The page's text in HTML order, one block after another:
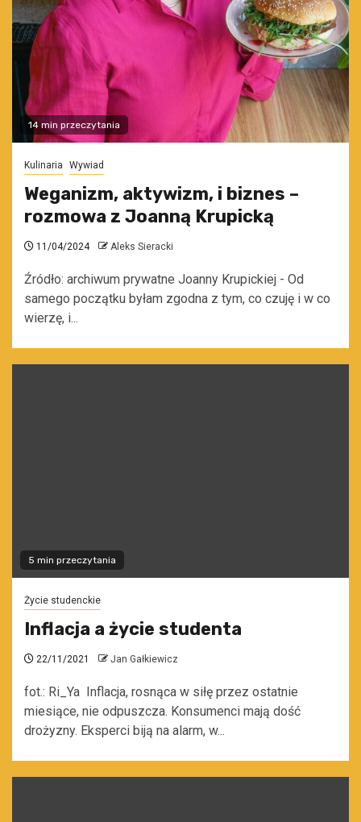
14 min przeczytania
Kulinaria Wywiad
Weganizm, aktywizm, i biznes –
rozmowa z Joanną Krupicką
11/04/2024 Aleks Sieracki
Źródło: archiwum prywatne Joanny Krupickiej - Od
samego początku byłam zgodna z tym, co czuję i w co
wierzę, i...
5 min przeczytania
Życie studenckie
Inflacja a życie studenta
22/11/2021 Jan Gałkiewicz
fot.: Ri_Ya Inflacja, rosnąca w siłę przez ostatnie
miesiące, nie odpuszcza. Konsumenci mają dość
drożyzny. Eksperci biją na alarm, w...